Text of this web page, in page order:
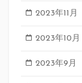
2023年11月
2023年10月
2023年9月